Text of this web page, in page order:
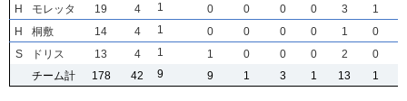
H
モレッタ 19 4 1 0 0 0 0 3
1
H
桐敷 14 4 1 0 0 0 0 1
0
S
ドリス 13 4 1 1 0 0 0 2
0
チーム計
178 42 9 9 1 3 1 13 1
H
モレッタ 19 4 1 0 0 0 0 3
1
H
桐敷 14 4 1 0 0 0 0 1
0
S
ドリス 13 4 1 1 0 0 0 2
0
チーム計
178 42 9 9 1 3 1 13 1
H
モレッタ 19 4 1 0 0 0 0 3
1
H
桐敷 14 4 1 0 0 0 0 1
0
S
ドリス 13 4 1 1 0 0 0 2
0
チーム計
178 42 9 9 1 3 1 13 1
H
モレッタ 19 4 1 0 0 0 0 3
1
H
桐敷 14 4 1 0 0 0 0 1
0
S
ドリス 13 4 1 1 0 0 0 2
0
チーム計
178 42 9 9 1 3 1 13 1